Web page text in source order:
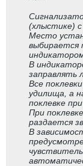
(хлыстике)
Место
выбирается
В
заправлять
Все
удилища, а
поклевке
При
раздается
В